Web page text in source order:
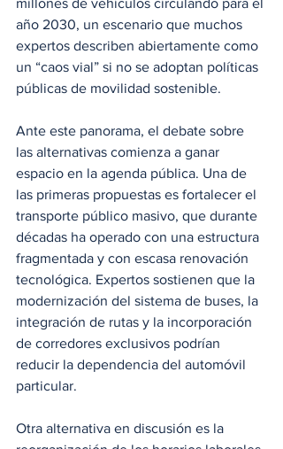
año 2030, un escenario que muchos
expertos describen abiertamente como
un “caos vial” si no se adoptan políticas
públicas de movilidad sostenible.
Ante este panorama, el debate sobre
las alternativas comienza a ganar
espacio en la agenda pública. Una de
las primeras propuestas es fortalecer el
transporte público masivo, que durante
décadas ha operado con una estructura
fragmentada y con escasa renovación
tecnológica. Expertos sostienen que la
modernización del sistema de buses, la
integración de rutas y la incorporación
de corredores exclusivos podrían
reducir la dependencia del automóvil
particular.
Otra alternativa en discusión es la